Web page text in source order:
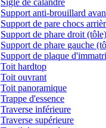
Sigle de calandre
Support anti-brouillard
Support de pare chocs
Support de phare droit (tôle)
Support de phare gauche
Support de plaque
Toit hardtop
Toit ouvrant
Toit panoramique
Trappe d'essence
Traverse inférieure
Traverse supérieure